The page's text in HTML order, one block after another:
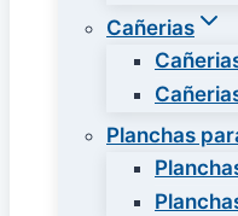
Cañerias
Planchas